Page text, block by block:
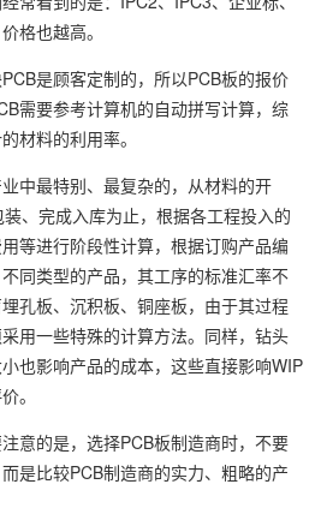
格也越高。
是顾客定制的，所以PCB板的报价
需要参考计算机的自动拼写计算，综
材料的利用率。
中最特别、最复杂的，从材料的开
、完成入库为止，根据各工程投入的
等进行阶段性计算，根据订购产品编
同类型的产品，其工序的标准汇率不
孔板、沉积板、铜座板，由于其过程
用一些特殊的计算方法。同样，钻头
也影响产品的成本，这些直接影响WIP
。
意的是，选择PCB板制造商时，不要
是比较PCB制造商的实力、粗略的产